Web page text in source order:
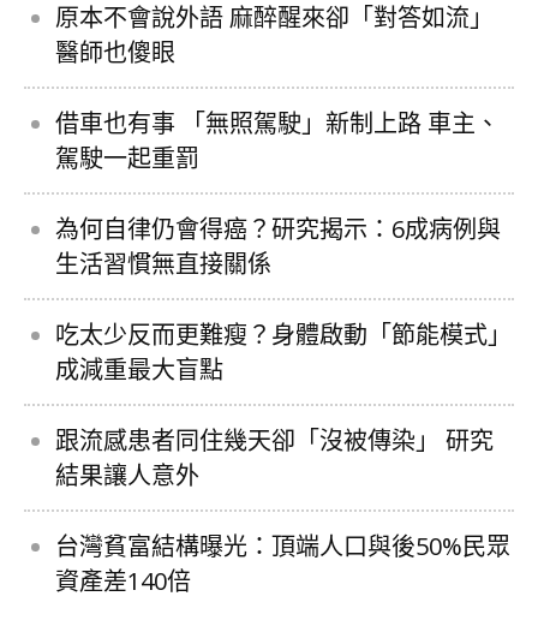
原本不會說外語 麻醉醒來卻「對答如流」
醫師也傻眼
借車也有事 「無照駕駛」新制上路 車主、
駕駛一起重罰
為何自律仍會得癌？研究揭示：6成病例與
生活習慣無直接關係
吃太少反而更難瘦？身體啟動「節能模式」
成減重最大盲點
跟流感患者同住幾天卻「沒被傳染」 研究
結果讓人意外
台灣貧富結構曝光：頂端人口與後50%民眾
資產差140倍